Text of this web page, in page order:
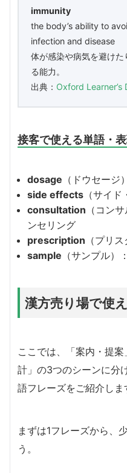
immunity
the body’s ability to
infection and disease
体が感染や病気を避け
る能力。
出典： Oxford Learner’s
接客で使える単語・
dosage （ドウセージ
side effects （サイ
consultation （コン
ンセリング
prescription （プリ
sample （サンプル）
漢方売り場で使
ここでは、「案内・提
計」の3つのシーンに分
語フレーズをご紹介しま
まずは1フレーズから、
う。